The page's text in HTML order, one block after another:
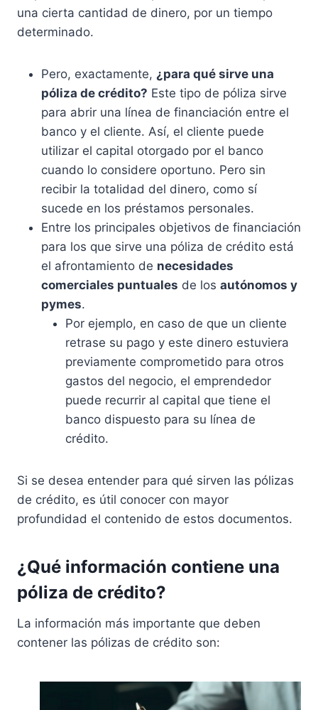
una cierta cantidad de dinero, por un tiempo
determinado.
Pero, exactamente, ¿para qué sirve una
póliza de crédito? Este tipo de póliza sirve
para abrir una línea de financiación entre el
banco y el cliente. Así, el cliente puede
utilizar el capital otorgado por el banco
cuando lo considere oportuno. Pero sin
recibir la totalidad del dinero, como sí
sucede en los préstamos personales.
Entre los principales objetivos de financiación
para los que sirve una póliza de crédito está
el afrontamiento de necesidades
comerciales puntuales de los autónomos y
pymes.
Por ejemplo, en caso de que un cliente
retrase su pago y este dinero estuviera
previamente comprometido para otros
gastos del negocio, el emprendedor
puede recurrir al capital que tiene el
banco dispuesto para su línea de
crédito.
Si se desea entender para qué sirven las pólizas
de crédito, es útil conocer con mayor
profundidad el contenido de estos documentos.
¿Qué información contiene una
póliza de crédito?
La información más importante que deben
contener las pólizas de crédito son: